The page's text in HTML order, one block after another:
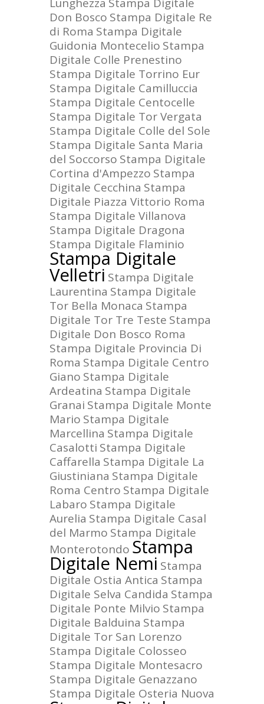
Don Bosco Stampa Digitale Re
di Roma Stampa Digitale
Guidonia Montecelio Stampa
Digitale Colle Prenestino
Stampa Digitale Torrino Eur
Stampa Digitale Camilluccia
Stampa Digitale Centocelle
Stampa Digitale Tor Vergata
Stampa Digitale Colle del Sole
Stampa Digitale Santa Maria
del Soccorso Stampa Digitale
Cortina d'Ampezzo Stampa
Digitale Cecchina Stampa
Digitale Piazza Vittorio Roma
Stampa Digitale Villanova
Stampa Digitale Dragona
Stampa Digitale Flaminio
Stampa Digitale
Velletri Stampa Digitale
Laurentina Stampa Digitale
Tor Bella Monaca Stampa
Digitale Tor Tre Teste Stampa
Digitale Don Bosco Roma
Stampa Digitale Provincia Di
Roma Stampa Digitale Centro
Giano Stampa Digitale
Ardeatina Stampa Digitale
Granai Stampa Digitale Monte
Mario Stampa Digitale
Marcellina Stampa Digitale
Casalotti Stampa Digitale
Caffarella Stampa Digitale La
Giustiniana Stampa Digitale
Roma Centro Stampa Digitale
Labaro Stampa Digitale
Aurelia Stampa Digitale Casal
del Marmo Stampa Digitale
Monterotondo Stampa
Digitale Nemi Stampa
Digitale Ostia Antica Stampa
Digitale Selva Candida Stampa
Digitale Ponte Milvio Stampa
Digitale Balduina Stampa
Digitale Tor San Lorenzo
Stampa Digitale Colosseo
Stampa Digitale Montesacro
Stampa Digitale Genazzano
Stampa Digitale Osteria Nuova